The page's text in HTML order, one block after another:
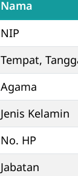
Nama
NIP
Tempat,
Agama
Jenis Kelamin
No. HP
Jabatan